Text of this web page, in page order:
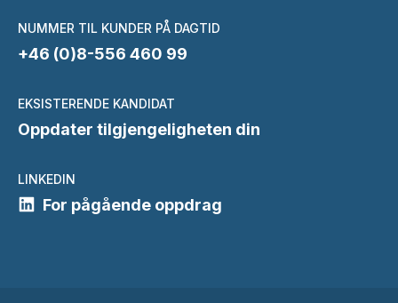
NUMMER TIL KUNDER PÅ DAGTID
+46 (0)8-556 460 99
EKSISTERENDE KANDIDAT
Oppdater tilgjengeligheten din
LINKEDIN
For pågående oppdrag